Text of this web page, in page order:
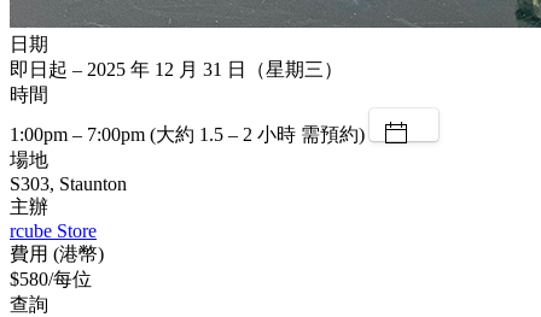
日期
即日起 – 2025 年 12 月 31 日（星期三）
時間
1:00pm – 7:00pm (大約 1.5 – 2 小時 需預約)
場地
S303, Staunton
主辦
rcube Store
費用 (港幣)
$580/每位
查詢